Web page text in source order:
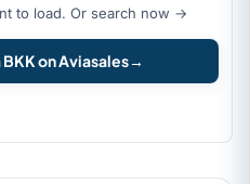
to load. Or search now →
on Aviasales→